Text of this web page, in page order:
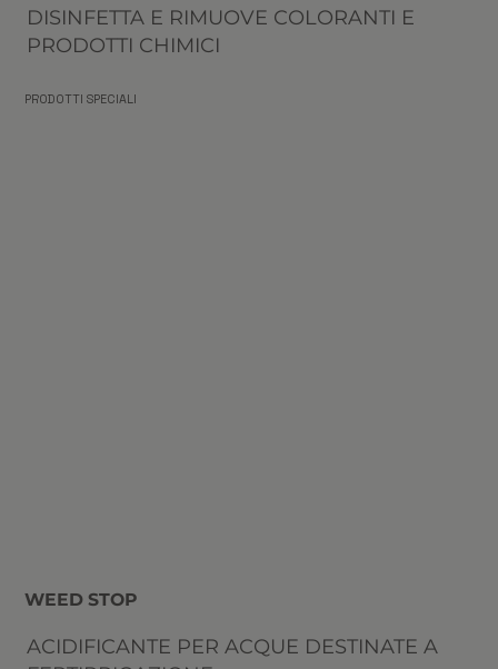
DISINFETTA E RIMUOVE COLORANTI E
PRODOTTI CHIMICI
WEED STOP
ACIDIFICANTE PER ACQUE DESTINATE A
PRODOTTI SPECIALI